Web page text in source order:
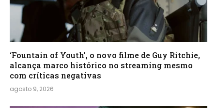
‘Fountain of Youth’, o novo filme de Guy Ritchie,
alcança marco histórico no streaming mesmo
com críticas negativas
agosto 9, 2026